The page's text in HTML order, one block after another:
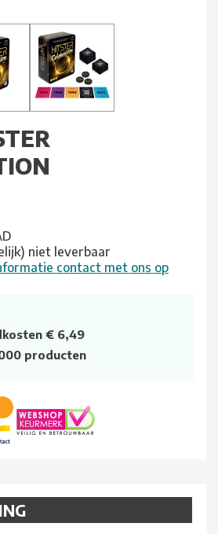
niet leverbaar
contact met ons op
€ 6,49
producten